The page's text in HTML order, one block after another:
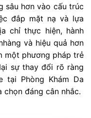
sâu hơn vào cấu trúc
đắp mặt nạ và lựa
chỉ thực hiện, hành
và hiệu quả hơn
một phương pháp trẻ
sự thay đổi rõ ràng
tại Phòng Khám Da
chọn đáng cân nhắc.